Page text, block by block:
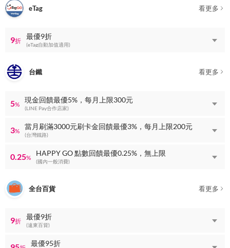
eTag 看更多
9折
最優9折
(eTag自動加值適用)
台鐵 看更多
5%
現金回饋最優5%，每月上限300元
(LINE Pay合作店家)
3%
當月刷滿3000元刷卡金回饋最優3%，每月上限200元
(台灣鐵路)
0.25%
HAPPY GO 點數回饋最優0.25%，無上限
(國內一般消費)
全台百貨 看更多
9折
最優9折
(遠東百貨)
最優95折